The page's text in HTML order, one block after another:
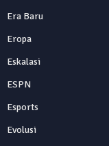
Era Baru
Eropa
Eskalasi
ESPN
Esports
Evolusi